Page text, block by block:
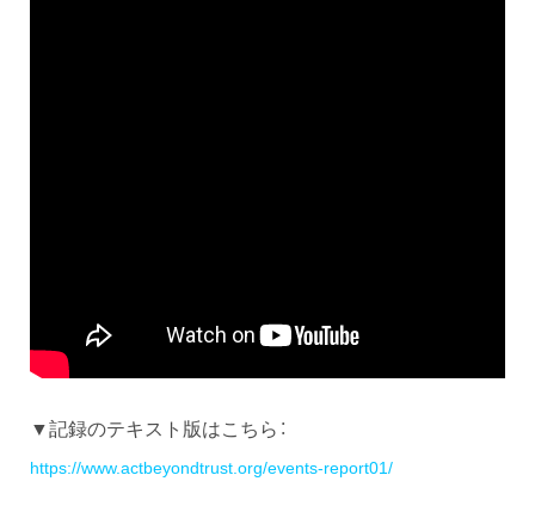
▼記録のテキスト版はこちら：
https://www.actbeyondtrust.org/events-report01/